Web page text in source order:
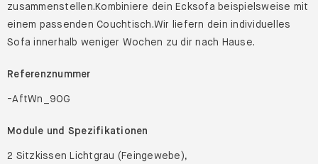
zusammenstellen.Kombiniere dein Ecksofa beispielsweise mit
einem passenden Couchtisch.Wir liefern dein individuelles
Sofa innerhalb weniger Wochen zu dir nach Hause.
Referenznummer
-AftWn_9OG
Module und Spezifikationen
2 Sitzkissen Lichtgrau (Feingewebe),